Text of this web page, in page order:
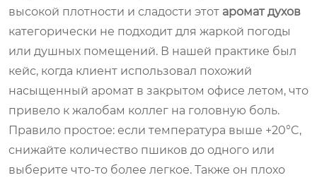
высокой плотности и сладости этот аромат духов
категорически не подходит для жаркой погоды
или душных помещений. В нашей практике был
кейс, когда клиент использовал похожий
насыщенный аромат в закрытом офисе летом, что
привело к жалобам коллег на головную боль.
Правило простое: если температура выше +20°C,
снижайте количество пшиков до одного или
выберите что-то более легкое. Также он плохо